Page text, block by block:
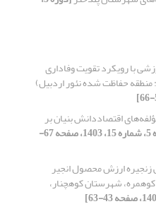
با رویکرد تقویت وفاداری
حفاظت شده نئور اردبیل)
اقتصاددانش بنیان بر
[دوره 5، شماره 15، 1403، صفحه 67-
زنجیره ارزش محصول انجیر
شهرستان کوهچنار،